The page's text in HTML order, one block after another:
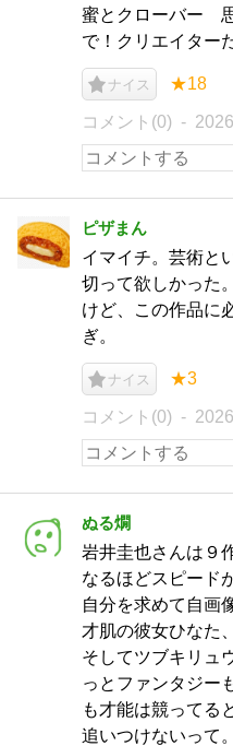
蜜とクローバー
で！クリエイター
ナイス ★18
コメント(0)
ピザまん
イマイチ。芸術と
切って欲しかった
けど、この作品に
ぎ。
ナイス ★3
コメント(0)
ぬる燗
岩井圭也さんは９
なるほどスピード
自分を求めて自画
才肌の彼女ひなた
そしてツブキリュ
っとファンタジー
も才能は競ってる
追いつけないって